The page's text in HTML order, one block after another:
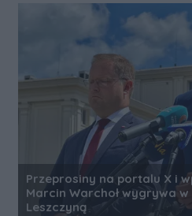
Przeprosiny na portalu X i
Marcin Warchoł wygrywa
Leszczyną